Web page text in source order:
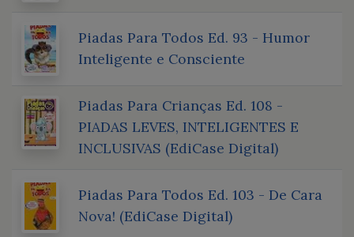
Piadas Para Todos Ed. 93 - Humor
Inteligente e Consciente
Piadas Para Crianças Ed. 108 -
PIADAS LEVES, INTELIGENTES E
INCLUSIVAS (EdiCase Digital)
Piadas Para Todos Ed. 103 - De Cara
Nova! (EdiCase Digital)